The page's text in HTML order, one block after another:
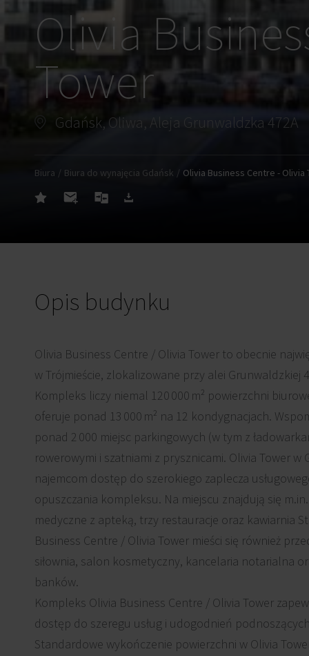
Olivia
Tower
Gdańsk, Oliwa, Aleja Grunwaldzka 472A
Biura Biura do wynajęcia Gdańsk Olivia Business Centre - Olivia
Opis budynku
Olivia Business Centre / Olivia Tower to obecnie
w Trójmieście, zlokalizowane przy alei Grunwaldzkiej
Kompleks liczy niemal 120 000 m² powierzchni
oferuje ponad 13 000 m² na 12 kondygnacjach.
ponad 2 000 miejsc parkingowych (w tym z
rowerowymi i szatniami z prysznicami. Olivia Tower w
najemcom dostęp do szerokiego zaplecza
opuszczania kompleksu. Na miejscu znajdują się
medyczne z apteką, trzy restauracje oraz kawiarnia
Business Centre / Olivia Tower mieści się również
siłownia, salon kosmetyczny, kancelaria notarialna
banków.
Kompleks Olivia Business Centre / Olivia Tower
dostęp do szeregu usług i udogodnień
Standardowe wykończenie powierzchni w Olivia